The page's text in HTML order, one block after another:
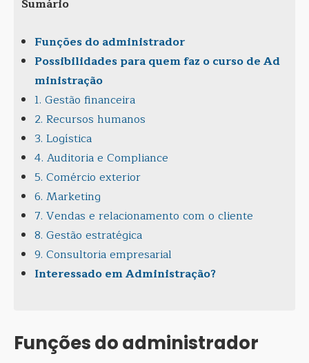
Sumário
Funções do administrador
Possibilidades para quem faz o curso de Ad
ministração
1. Gestão financeira
2. Recursos humanos
3. Logística
4. Auditoria e Compliance
5. Comércio exterior
6. Marketing
7. Vendas e relacionamento com o cliente
8. Gestão estratégica
9. Consultoria empresarial
Interessado em Administração?
Funções do administrador